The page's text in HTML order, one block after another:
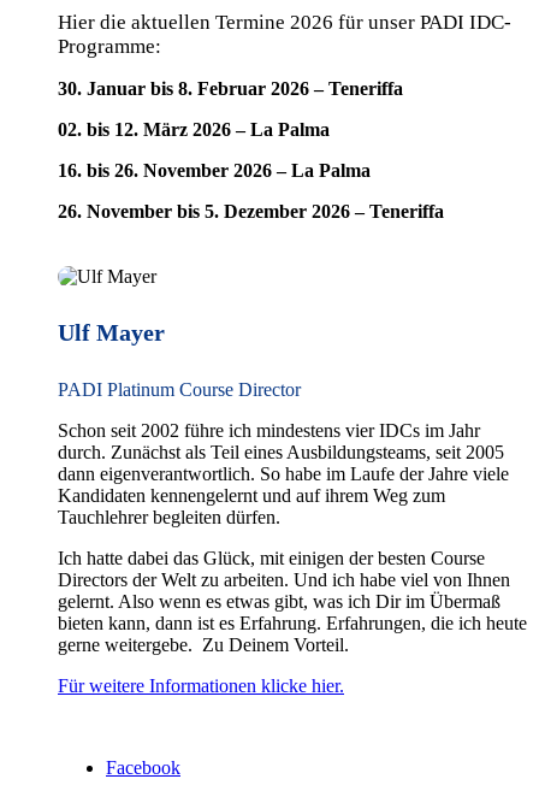
Hier die aktuellen Termine 2026 für unser PADI IDC-
Programme:
30. Januar bis 8. Februar 2026 – Teneriffa
02. bis 12. März 2026 – La Palma
16. bis 26. November 2026 – La Palma
26. November bis 5. Dezember 2026 – Teneriffa
Ulf Mayer
PADI Platinum Course Director
Schon seit 2002 führe ich mindestens vier IDCs im Jahr
durch. Zunächst als Teil eines Ausbildungsteams, seit 2005
dann eigenverantwortlich. So habe im Laufe der Jahre viele
Kandidaten kennengelernt und auf ihrem Weg zum
Tauchlehrer begleiten dürfen.
Ich hatte dabei das Glück, mit einigen der besten Course
Directors der Welt zu arbeiten. Und ich habe viel von Ihnen
gelernt. Also wenn es etwas gibt, was ich Dir im Übermaß
bieten kann, dann ist es Erfahrung. Erfahrungen, die ich heute
gerne weitergebe. Zu Deinem Vorteil.
Für weitere Informationen klicke hier.
Facebook